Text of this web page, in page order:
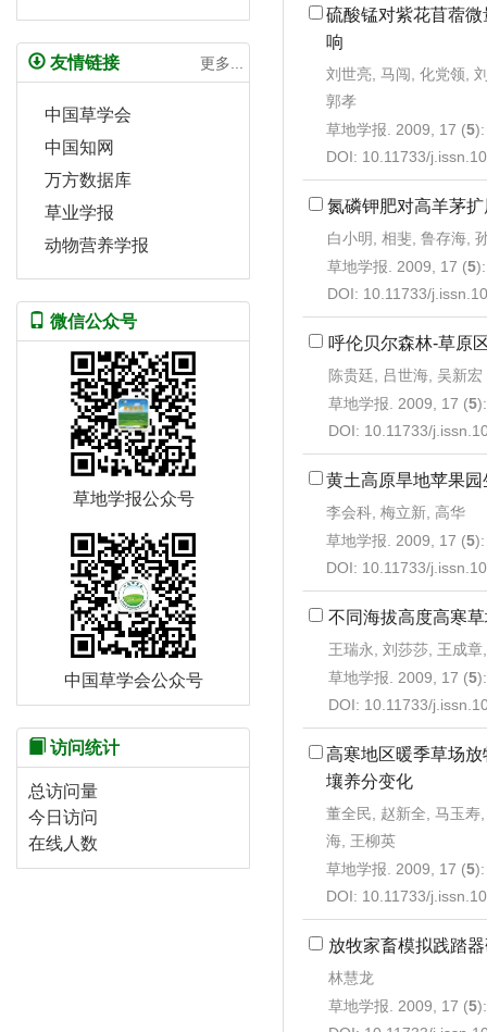
硫酸锰对紫花苜蓿
响
刘世亮, 马闯, 化党领,
郭孝
草地学报. 2009, 17 (5
DOI: 10.11733/
氮磷钾肥对高羊茅
白小明, 相斐, 鲁存海,
草地学报. 2009, 17 (5
DOI: 10.11733/
呼伦贝尔森林-草原
陈贵廷, 吕世海, 吴新宏
草地学报. 2009, 17 (5
DOI: 10.11733/
黄土高原旱地苹果
李会科, 梅立新, 高华
草地学报. 2009, 17 (5
DOI: 10.11733/
不同海拔高度高寒
王瑞永, 刘莎莎, 王成
草地学报. 2009, 17 (5
DOI: 10.11733/
高寒地区暖季草场
壤养分变化
董全民, 赵新全, 马玉寿
海, 王柳英
草地学报. 2009, 17 (5
DOI: 10.11733/
放牧家畜模拟践踏
林慧龙
草地学报. 2009, 17 (5
友情链接 更多...
中国草学会
中国知网
万方数据库
草业学报
动物营养学报
微信公众号
草地学报公众号
中国草学会公众号
访问统计
总访问量
今日访问
在线人数